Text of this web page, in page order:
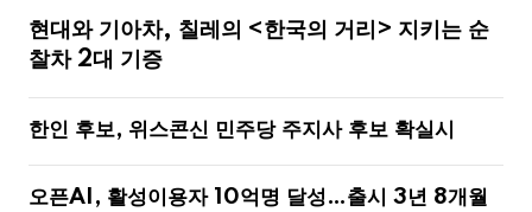
현대와 기아차, 칠레의 <한국의 거리> 지키는 순
찰차 2대 기증
한인 후보, 위스콘신 민주당 주지사 후보 확실시
오픈AI, 활성이용자 10억명 달성…출시 3년 8개월